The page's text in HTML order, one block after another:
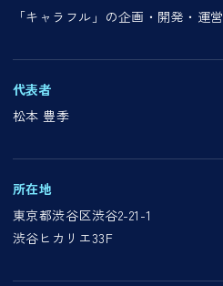
「キャラフル」の企画・開発・運営
代表者
松本 豊季
所在地
東京都渋谷区渋谷2-21-1
渋谷ヒカリエ33F